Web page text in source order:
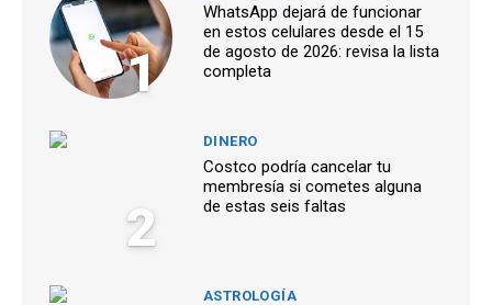
1
WhatsApp dejará de funcionar
en estos celulares desde el 15
de agosto de 2026: revisa la lista
completa
2
DINERO
Costco podría cancelar tu
membresía si cometes alguna
de estas seis faltas
ASTROLOGÍA